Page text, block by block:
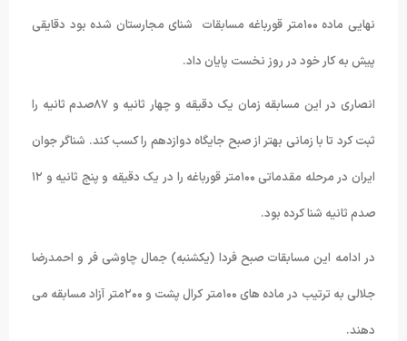
نهایی ماده ١٠٠متر قورباغه مسابقات شنای مجارستان شده بود دقایقی
پیش به کار خود در روز نخست پایان داد.
انصاری در این مسابقه زمان یک دقیقه و چهار ثانیه و ٨٧صدم ثانیه را
ثبت کرد تا با زمانی بهتر از صبح جایگاه دوازدهم را کسب کند. شناگر جوان
ایران در مرحله مقدماتی ١٠٠متر قورباغه را در یک دقیقه و پنج ثانیه و ۱۲
صدم ثانیه شنا کرده بود.
در ادامه این مسابقات صبح فردا (یکشنبه) جمال چاوشی فر و احمدرضا
جلالی به ترتیب در ماده های ۱۰۰متر کرال پشت و ۲۰۰متر آزاد مسابقه می
دهند.